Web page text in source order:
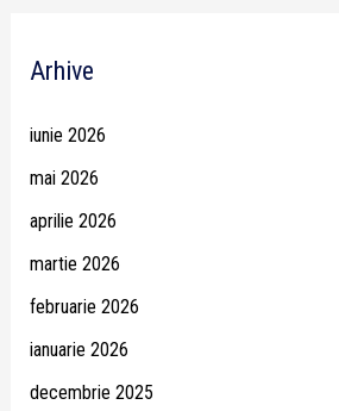
Arhive
iunie 2026
mai 2026
aprilie 2026
martie 2026
februarie 2026
ianuarie 2026
decembrie 2025